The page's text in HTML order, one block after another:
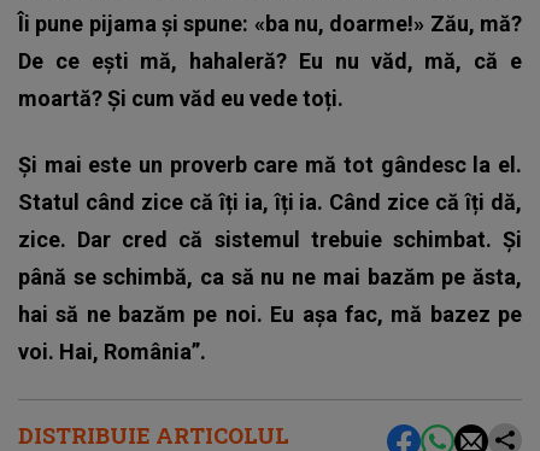
DISTRIBUIE ARTICOLUL
Îi pune pijama și spune: «ba nu, doarme!» Zău, mă?
De ce ești mă, hahaleră? Eu nu văd, mă, că e
moartă? Și cum văd eu vede toți.
Și mai este un proverb care mă tot gândesc la el.
Statul când zice că îți ia, îți ia. Când zice că îți dă,
zice. Dar cred că sistemul trebuie schimbat. Și
până se schimbă, ca să nu ne mai bazăm pe ăsta,
hai să ne bazăm pe noi. Eu așa fac, mă bazez pe
voi. Hai, România”.